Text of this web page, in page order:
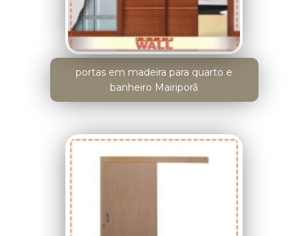
portas em madeira para quarto e
banheiro Mairiporã